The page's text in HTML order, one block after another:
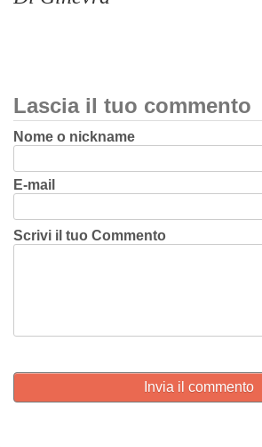
Lascia il tuo commento
Nome o nickname
E-mail
Scrivi il tuo Commento
Invia il commento